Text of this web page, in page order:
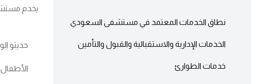
نطاق الخدمات المعتمد في مستشفى السعودي
الخدمات الإدارية والاستقبالية والقبول والتأمين
خدمات الطوارئ
يخدم
حديثو
الأطفال